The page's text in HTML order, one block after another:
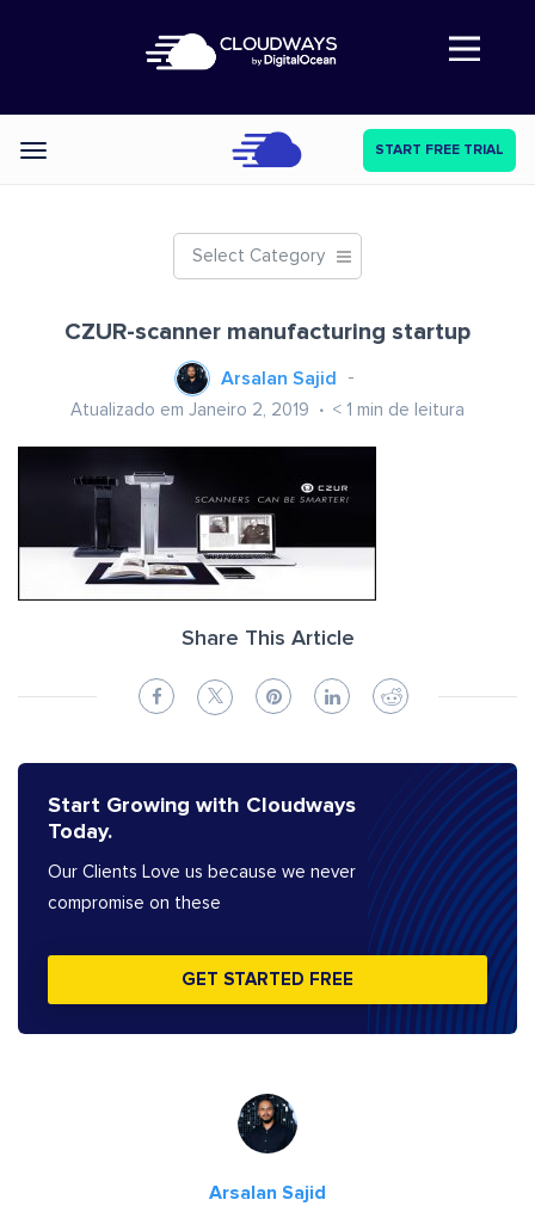
Abre a navegação
Categories START FREE TRIAL
Select Category
CZUR-scanner manufacturing startup
Arsalan Sajid
Atualizado em Janeiro 2, 2019 < 1 min de leitura
Share This Article
Start Growing with Cloudways
Today.
Our Clients Love us because we never
compromise on these
GET STARTED FREE
Arsalan Sajid